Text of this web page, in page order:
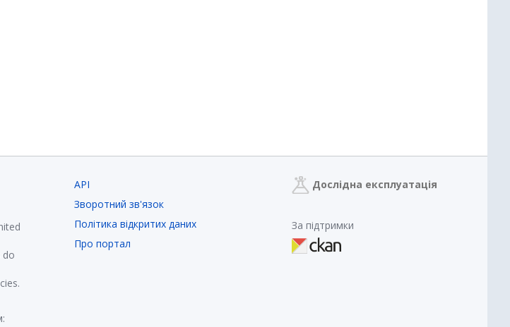
do
API
Зворотний зв'язок
Політика відкритих даних
Про портал
Дослідна експлуатація
За підтримки